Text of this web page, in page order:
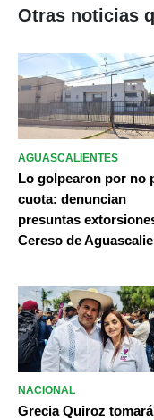
Otras noticias
AGUASCALIENTES
Lo golpearon por no
cuota: denuncian
presuntas
Cereso de
NACIONAL
Grecia Quiroz tomará